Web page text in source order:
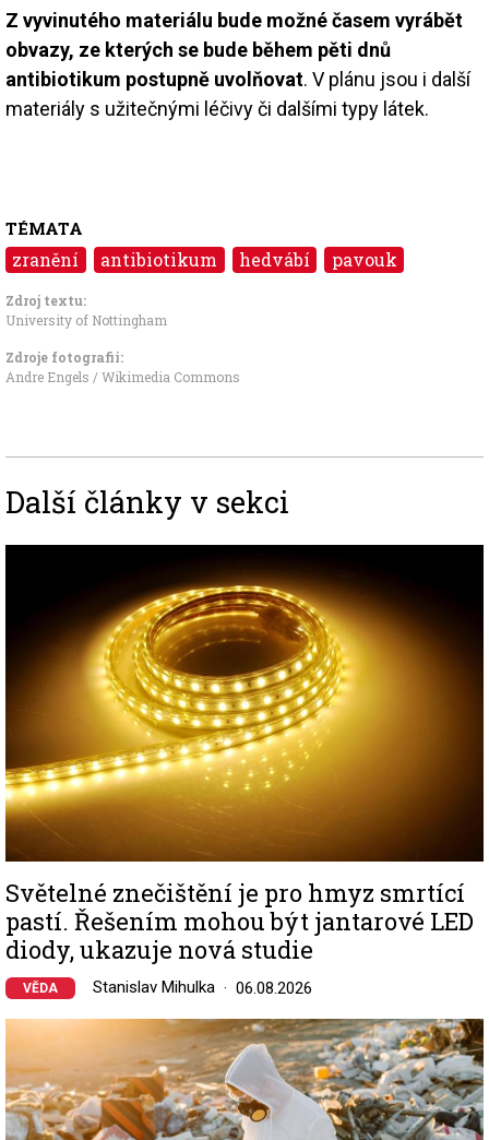
Z vyvinutého materiálu bude možné časem vyrábět
obvazy, ze kterých se bude během pěti dnů
antibiotikum postupně uvolňovat. V plánu jsou i další
materiály s užitečnými léčivy či dalšími typy látek.
TÉMATA
zranění antibiotikum hedvábí pavouk
Zdroj textu:
University of Nottingham
Zdroje fotografii:
Andre Engels / Wikimedia Commons
Další články v sekci
Světelné znečištění je pro hmyz smrtící
pastí. Řešením mohou být jantarové LED
diody, ukazuje nová studie
VĚDA Stanislav Mihulka 06.08.2026
Image